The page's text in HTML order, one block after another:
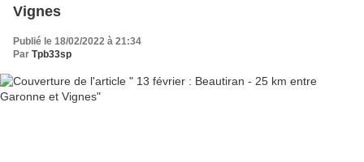
Vignes
Publié le 18/02/2022 à 21:34
Par Tpb33sp